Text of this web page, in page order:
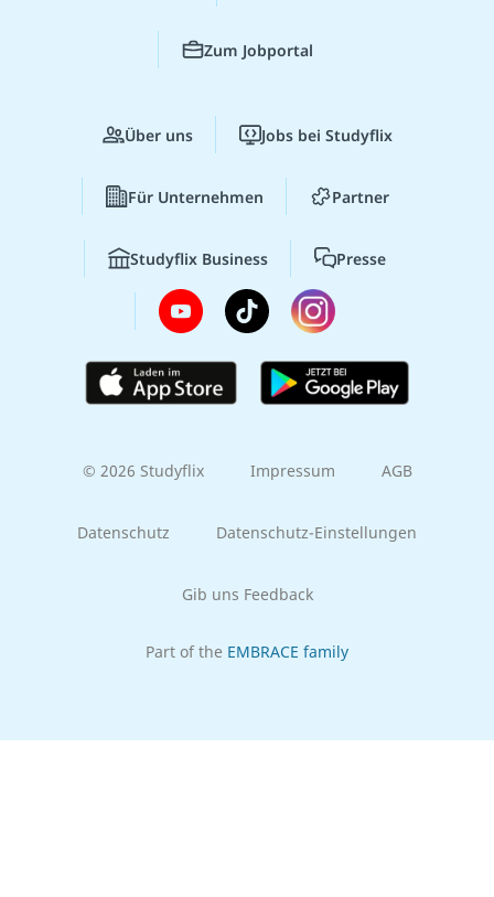
Zum Jobportal
Über uns Jobs bei Studyflix
Für Unternehmen Partner
Studyflix Business Presse
© 2026 Studyflix Impressum AGB
Datenschutz Datenschutz-Einstellungen
Gib uns Feedback
Part of the EMBRACE family